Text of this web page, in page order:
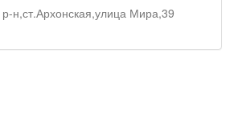
н,ст.Архонская,улица Мира,39